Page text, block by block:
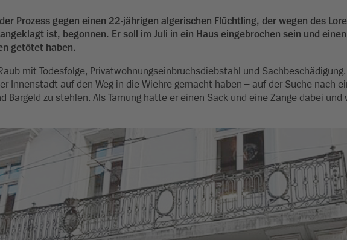
Prozess gegen einen 22-jährigen algerischen Flüchtling, der wegen des
ist, begonnen. Er soll im Juli in ein Haus eingebrochen sein und
getötet haben.
mit Todesfolge, Privatwohnungseinbruchsdiebstahl und
Innenstadt auf den Weg in die Wiehre gemacht haben – auf der Suche nach
Bargeld zu stehlen. Als Tarnung hatte er einen Sack und eine Zange dabei und